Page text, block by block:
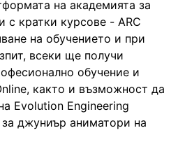
на академията за
с кратки курсове - ARC
на обучението и при
всеки ще получи
обучение и
както и възможност да
Evolution Engineering
джуниър аниматори на